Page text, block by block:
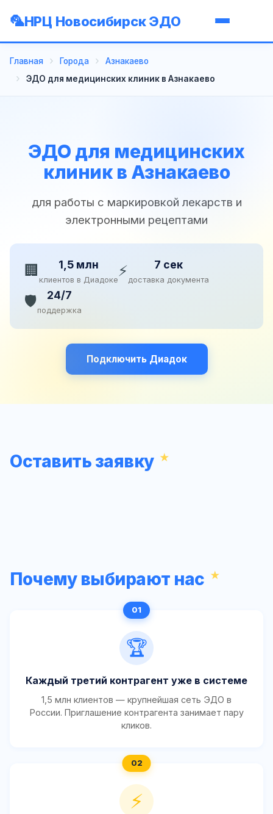
НРЦ Новосибирск ЭДО
Главная Города
Азнакаево
ЭДО для медицинских клиник в Азнакаево
ЭДО для медицинских
клиник в Азнакаево
для работы с маркировкой лекарств и
электронными рецептами
🏢 1,5 млн
клиентов в Диадоке⚡ 7 сек
доставка документа
🛡️ 24/7
поддержка
Подключить Диадок
Оставить заявку
Почему выбирают нас
🏆
Каждый третий контрагент уже в системе
1,5 млн клиентов — крупнейшая сеть ЭДО в
России. Приглашение контрагента занимает пару
кликов.
⚡